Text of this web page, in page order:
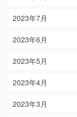
2023年7月
2023年6月
2023年5月
2023年4月
2023年3月